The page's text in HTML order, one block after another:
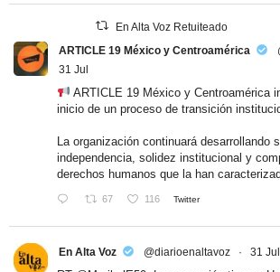
En Alta Voz Retuiteado
ARTICLE 19 México y Centroamérica
31 Jul
ARTICLE 19 México y Centroamérica
inicio de un proceso de transición
La organización continuará desarrollando
independencia, solidez institucional y
derechos humanos que la han
67 116 Twitter
En Alta Voz @diarioenaltavoz · 31 Jul